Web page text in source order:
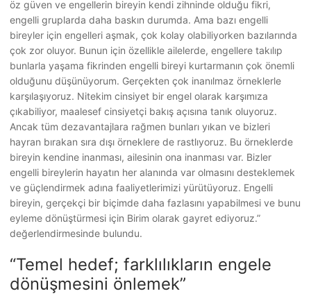
öz güven ve engellerin bireyin kendi zihninde olduğu fikri,
engelli gruplarda daha baskın durumda. Ama bazı engelli
bireyler için engelleri aşmak, çok kolay olabiliyorken bazılarında
çok zor oluyor. Bunun için özellikle ailelerde, engellere takılıp
bunlarla yaşama fikrinden engelli bireyi kurtarmanın çok önemli
olduğunu düşünüyorum. Gerçekten çok inanılmaz örneklerle
karşılaşıyoruz. Nitekim cinsiyet bir engel olarak karşımıza
çıkabiliyor, maalesef cinsiyetçi bakış açısına tanık oluyoruz.
Ancak tüm dezavantajlara rağmen bunları yıkan ve bizleri
hayran bırakan sıra dışı örneklere de rastlıyoruz. Bu örneklerde
bireyin kendine inanması, ailesinin ona inanması var. Bizler
engelli bireylerin hayatın her alanında var olmasını desteklemek
ve güçlendirmek adına faaliyetlerimizi yürütüyoruz. Engelli
bireyin, gerçekçi bir biçimde daha fazlasını yapabilmesi ve bunu
eyleme dönüştürmesi için Birim olarak gayret ediyoruz.”
değerlendirmesinde bulundu.
“Temel hedef; farklılıkların engele
dönüşmesini önlemek”